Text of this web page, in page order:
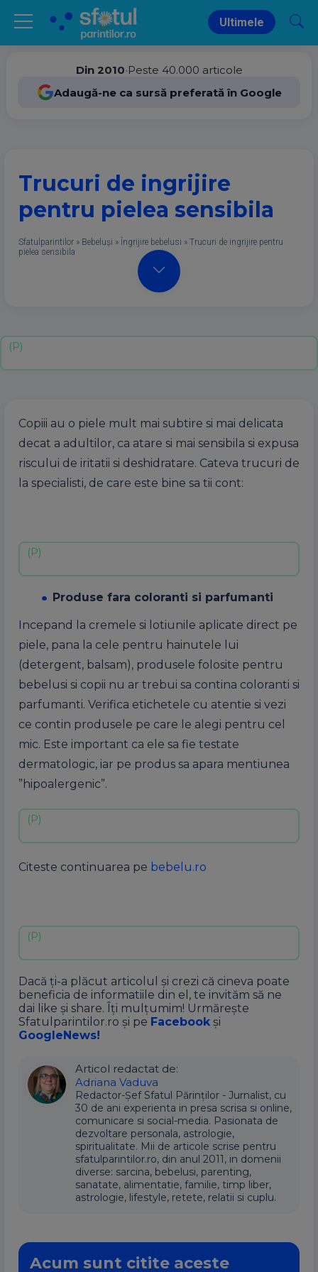
Ultimele
Din 2010•Peste 40.000 articole
Adaugă-ne ca sursă preferată în Google
Trucuri de ingrijire
pentru pielea sensibila
Sfatulparintilor » Bebeluși » Îngrijire bebelusi » Trucuri de ingrijire pentru
pielea sensibila
Copiii au o piele mult mai subtire si mai delicata
decat a adultilor, ca atare si mai sensibila si expusa
riscului de iritatii si deshidratare. Cateva trucuri de
la specialisti, de care este bine sa tii cont:
Produse fara coloranti si parfumanti
Incepand la cremele si lotiunile aplicate direct pe
piele, pana la cele pentru hainutele lui
(detergent, balsam), produsele folosite pentru
bebelusi si copii nu ar trebui sa contina coloranti si
parfumanti. Verifica etichetele cu atentie si vezi
ce contin produsele pe care le alegi pentru cel
mic. Este important ca ele sa fie testate
dermatologic, iar pe produs sa apara mentiunea
”hipoalergenic”.
Citeste continuarea pe bebelu.ro
Dacă ți-a plăcut articolul și crezi că cineva poate
beneficia de informatiile din el, te invităm să ne
dai like și share. Îți mulțumim! Urmărește
Sfatulparintilor.ro și pe Facebook și
GoogleNews!
Articol redactat de:
Adriana Vaduva
Redactor-Șef Sfatul Părinților - Jurnalist, cu
30 de ani experienta in presa scrisa si online,
comunicare si social-media. Pasionata de
dezvoltare personala, astrologie,
spiritualitate. Mii de articole scrise pentru
sfatulparintilor.ro, din anul 2011, in domenii
diverse: sarcina, bebelusi, parenting,
sanatate, alimentatie, familie, timp liber,
astrologie, lifestyle, retete, relatii si cuplu.
Acum sunt citite aceste